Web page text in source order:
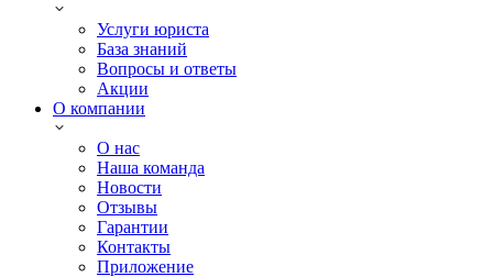
Услуги юриста
База знаний
Вопросы и ответы
Акции
О компании
О нас
Наша команда
Новости
Отзывы
Гарантии
Контакты
Приложение